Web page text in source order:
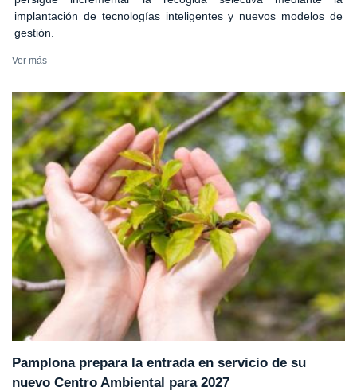
implantación de tecnologías inteligentes y nuevos modelos de
gestión.
Ver más
Pamplona prepara la entrada en servicio de su
nuevo Centro Ambiental para 2027